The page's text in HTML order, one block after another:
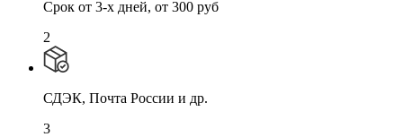
Cрок от 3-х дней, от 300 руб
2
СДЭК, Почта России и др.
3